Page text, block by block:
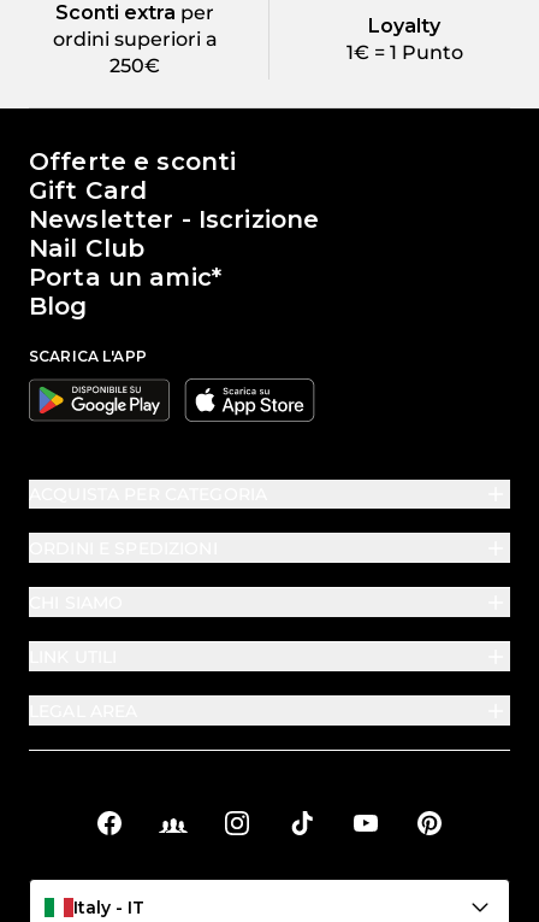
Sconti extra per
ordini superiori a
250€
Loyalty
1€ = 1 Punto
Il mondo di Passione Beauty
Offerte e sconti
Gift Card
Newsletter - Iscrizione
Nail Club
Porta un amic*
Blog
SCARICA L'APP
Google Apple
Link sociali
FacebookFacebook Groups
InstagramTikTok YouTubePinterest
Italy - IT